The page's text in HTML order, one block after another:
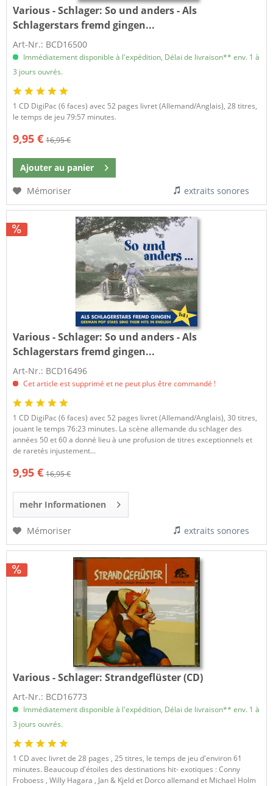
Various - Schlager: So und anders - Als
Schlagerstars fremd gingen...
Art-Nr.: BCD16500
Immédiatement disponible à l'expédition, Délai de livraison** env. 1 à
3 jours ouvrés.
1 CD DigiPac (6 faces) avec 52 pages livret (Allemand/Anglais), 28 titres,
le temps de jeu 79:57 minutes.
9,95 € 16,95 €
Ajouter au panier
Mémoriser
extraits sonores
Various - Schlager: So und anders - Als
Schlagerstars fremd gingen...
Art-Nr.: BCD16496
Cet article est supprimé et ne peut plus être commandé !
1 CD DigiPac (6 faces) avec 52 pages livret (Allemand/Anglais), 30 titres,
jouant le temps 76:23 minutes. La scène allemande du schlager des
années 50 et 60 a donné lieu à une profusion de titres exceptionnels et
de raretés injustement...
9,95 € 16,95 €
mehr Informationen
Mémoriser extraits sonores
Various - Schlager: Strandgeflüster (CD)
Art-Nr.: BCD16773
Immédiatement disponible à l'expédition, Délai de livraison** env. 1 à
3 jours ouvrés.
1 CD avec livret de 28 pages , 25 titres, le temps de jeu d'environ 61
minutes. Beaucoup d'étoiles des destinations hit- exotiques : Conny
Froboess , Willy Hagara , Jan & Kjeld et Dorco allemand et Michael Holm